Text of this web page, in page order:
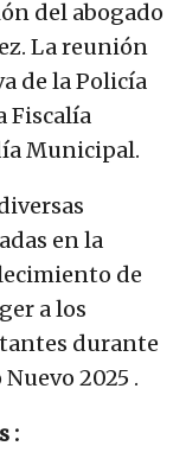
del abogado
La reunión
de la Policía
Fiscalía
Municipal.
en la
de
a los
durante
2025 .
: